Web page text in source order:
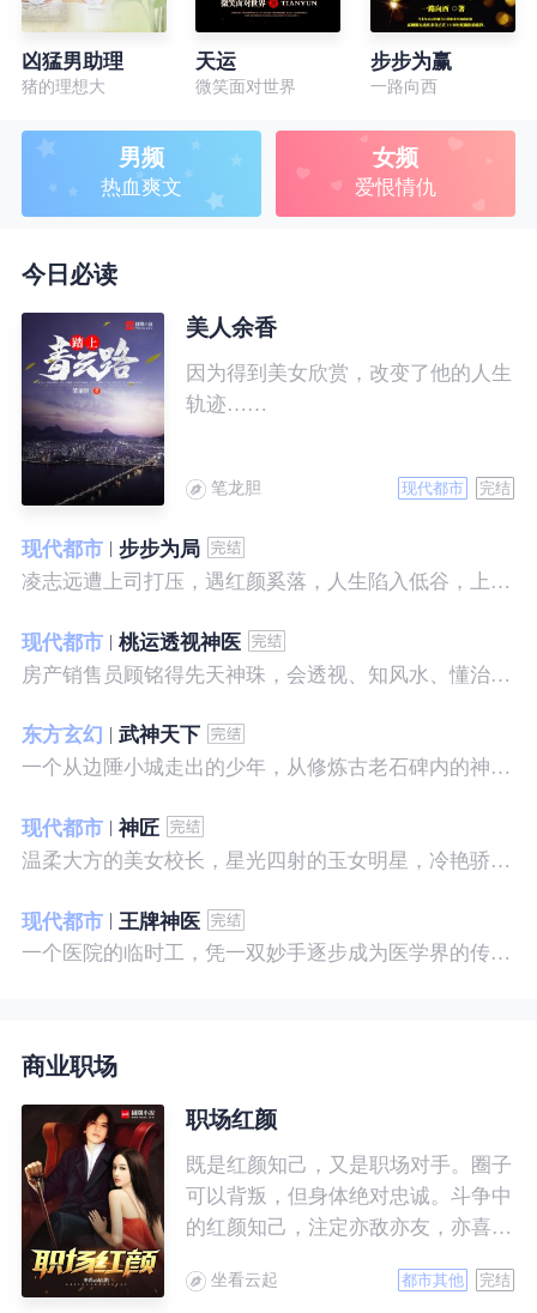
凶猛男助理
猪的理想大
天运
微笑面对世界
步步为赢
一路向西
男频
热血爽文
女频
爱恨情仇
今日必读
美人余香
因为得到美女欣赏，改变了他的人生
轨迹……
笔龙胆 现代都市 完结
现代都市
步步为局
凌志远遭上司打压，遇红颜奚落，人生陷入低谷，上帝在关上一扇门的同时，势必会留下一扇窗，面对稍纵即逝的机会，他果断出手了……
现代都市
桃运透视神医
房产销售员顾铭得先天神珠，会透视、知风水、懂治病、有神通，开始逆袭人生。
东方玄幻
武神天下
一个从边陲小城走出的少年，从修炼古老石碑内的神秘一式开始，一路高歌狂飙，打造一片属于自己的天下……
现代都市
神匠
温柔大方的美女校长，星光四射的玉女明星，冷艳骄傲的美女特工，一个二个，全都跑来，撒娇撒赖的要他做她们的私房保镖，这是为什么呢？
现代都市
王牌神医
一个医院的临时工，凭一双妙手逐步成为医学界的传奇！ 一个社会底层的小人物，靠一腔热血成为人世间的枭王！ 当佛已经无能为力，便由我来普渡众生——杨风。
商业职场
职场红颜
既是红颜知己，又是职场对手。圈子
可以背叛，但身体绝对忠诚。斗争中
的红颜知己，注定亦敌亦友，亦喜亦
坐看云起 都市其他 完结